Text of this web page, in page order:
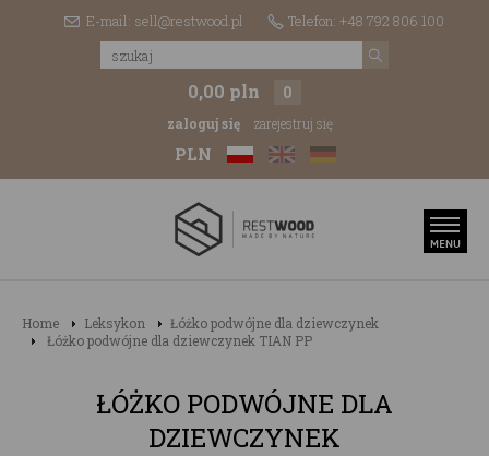
E-mail: sell@restwood.pl Telefon: +48 792 806 100
0,00 pln 0
zaloguj się zarejestruj się
PLN
Home Leksykon
Łóżko podwójne dla dziewczynek
Łóżko podwójne dla dziewczynek TIAN PP
ŁÓŻKO PODWÓJNE DLA
DZIEWCZYNEK